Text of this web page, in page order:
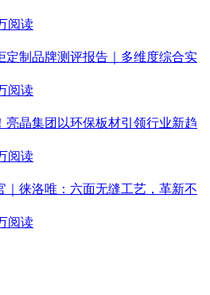
阅读
定制品牌测评报告｜多维度综合实
阅读
亮晶集团以环保板材引领行业新趋
阅读
｜徕洛唯：六面无缝工艺，革新不
阅读